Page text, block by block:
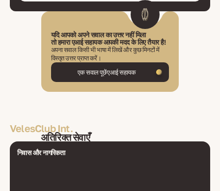
यदि आपको अपने सवाल का उत्तर नहीं मिला
तो हमारा एआई सहायक आपकी मदद के लिए तैयार है!
अपना सवाल किसी भी भाषा में लिखें और कुछ मिनटों में
विस्तृत उत्तर प्राप्त करें।
एक सवाल पूछें एआई सहायक
VelesClub Int.
अतिरिक्त सेवाएँ
निवास और नागरिकता